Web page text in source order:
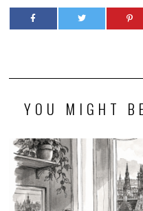
YOU MIGHT